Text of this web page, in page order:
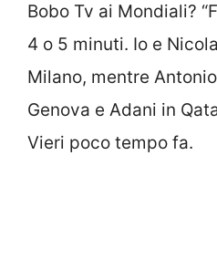
Bobo Tv ai Mondiali?
4 o 5 minuti. Io e
Milano, mentre
Genova e Adani in
Vieri poco tempo fa.